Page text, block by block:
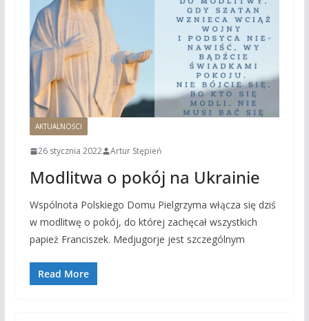
AKTUALNOŚCI
26 stycznia 2022 Artur Stępień
Modlitwa o pokój na Ukrainie
Wspólnota Polskiego Domu Pielgrzyma włącza się dziś
w modlitwę o pokój, do której zachęcał wszystkich
papież Franciszek. Medjugorje jest szczególnym
Read More